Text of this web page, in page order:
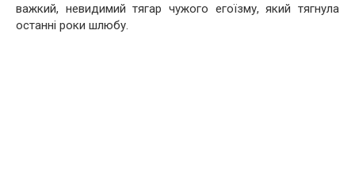
важкий, невидимий тягар чужого егоїзму, який тягнула
останні роки шлюбу.